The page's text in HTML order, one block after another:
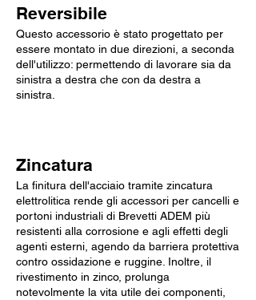
Reversibile
Questo accessorio è stato progettato per
essere montato in due direzioni, a seconda
dell'utilizzo: permettendo di lavorare sia da
sinistra a destra che con da destra a
sinistra.
Zincatura
La finitura dell'acciaio tramite zincatura
elettrolitica rende gli accessori per cancelli e
portoni industriali di Brevetti ADEM più
resistenti alla corrosione e agli effetti degli
agenti esterni, agendo da barriera protettiva
contro ossidazione e ruggine. Inoltre, il
rivestimento in zinco, prolunga
notevolmente la vita utile dei componenti,